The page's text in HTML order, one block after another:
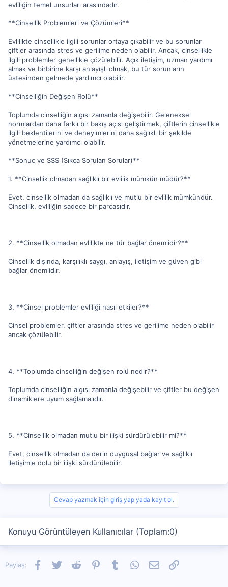
evliliğin temel unsurları arasındadır.
**Cinsellik Problemleri ve Çözümleri**
Evlilikte cinsellikle ilgili sorunlar ortaya çıkabilir ve bu sorunlar
çiftler arasında stres ve gerilime neden olabilir. Ancak, cinsellikle
ilgili problemler genellikle çözülebilir. Açık iletişim, uzman yardımı
almak ve birbirine karşı anlayışlı olmak, bu tür sorunların
üstesinden gelmede yardımcı olabilir.
**Cinselliğin Değişen Rolü**
Toplumda cinselliğin algısı zamanla değişebilir. Geleneksel
normlardan daha farklı bir bakış açısı geliştirmek, çiftlerin cinsellikle
ilgili beklentilerini ve deneyimlerini daha sağlıklı bir şekilde
yönetmelerine yardımcı olabilir.
**Sonuç ve SSS (Sıkça Sorulan Sorular)**
1. **Cinsellik olmadan sağlıklı bir evlilik mümkün müdür?**
Evet, cinsellik olmadan da sağlıklı ve mutlu bir evlilik mümkündür.
Cinsellik, evliliğin sadece bir parçasıdır.
2. **Cinsellik olmadan evlilikte ne tür bağlar önemlidir?**
Cinsellik dışında, karşılıklı saygı, anlayış, iletişim ve güven gibi
bağlar önemlidir.
3. **Cinsel problemler evliliği nasıl etkiler?**
Cinsel problemler, çiftler arasında stres ve gerilime neden olabilir
ancak çözülebilir.
4. **Toplumda cinselliğin değişen rolü nedir?**
Toplumda cinselliğin algısı zamanla değişebilir ve çiftler bu değişen
dinamiklere uyum sağlamalıdır.
5. **Cinsellik olmadan mutlu bir ilişki sürdürülebilir mi?**
Evet, cinsellik olmadan da derin duygusal bağlar ve sağlıklı
iletişimle dolu bir ilişki sürdürülebilir.
Cevap yazmak için giriş yap yada kayıt ol.
Konuyu Görüntüleyen Kullanıcılar (Toplam:0)
Paylaş: Facebook
TwitterReddit PinterestTumblrWhatsApp
E-postaLink